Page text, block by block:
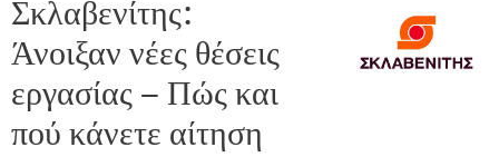
Σκλαβενίτης:
Άνοιξαν νέες θέσεις
εργασίας – Πώς και
πού κάνετε αίτηση